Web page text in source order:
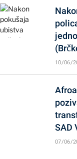
10/06/
SAD
07/06/